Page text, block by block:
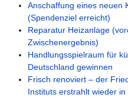
Anschaffung eines neuen
(Spendenziel erreicht)
Reparatur Heizanlage
Zwischenergebnis)
Handlungsspielraum für
Deutschland gewinnen
Frisch renoviert – der
Instituts erstrahlt wieder